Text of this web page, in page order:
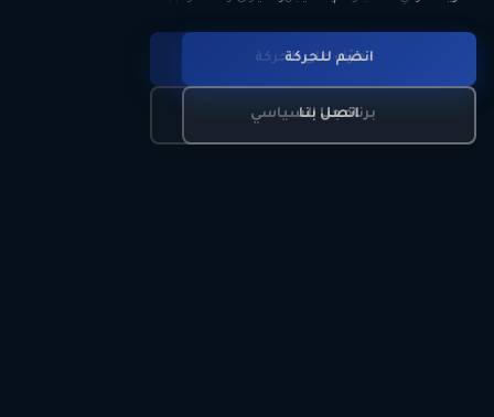
تعرّف على الحركة
برنامجنا السياسي
انضم للحركة
اتصل بنا